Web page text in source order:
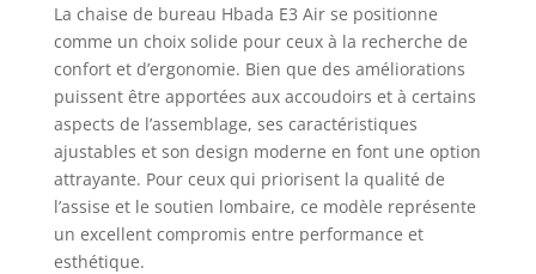
inclinez le dossier tout
en tirant la manette,
puis verrouillez l’angle
souhaité.
La chaise de bureau Hbada E3 Air se positionne
comme un choix solide pour ceux à la recherche de
confort et d’ergonomie. Bien que des améliorations
puissent être apportées aux accoudoirs et à certains
aspects de l’assemblage, ses caractéristiques
ajustables et son design moderne en font une option
attrayante. Pour ceux qui priorisent la qualité de
l’assise et le soutien lombaire, ce modèle représente
un excellent compromis entre performance et
esthétique.